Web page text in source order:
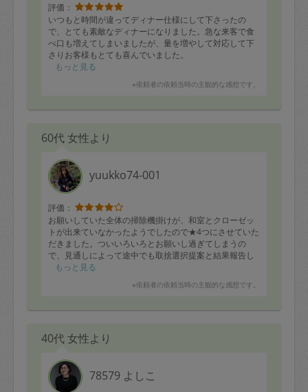
評価：
いつもと時間が違ってディナー仕様にして下さったの
で、とても素敵なディナーになりました。急な来客で食
べ口も増えてしまいましたが、量を増やして対応して下
さりお客様もとても喜んでいました。
普段は午前中に来て頂く事が多いですが、夕食の支度を
もっと見る
※依頼者の依頼当時の主観的な感想です。
60代 女性より
yuukko74-001
評価：
お願いしていた全体の掃除機掛けが、和室とクローゼッ
トが出来ていなかったようでしたので★4つにさせていた
だきました。ついいろいろとお願いし過ぎてしまうの
で、見通しによって途中でも取捨選択提案と結果報告し
ていただけるとありがたいです。今回メインでお願いし
ています！ありがとうございました。またよろしくお願
もっと見る
※依頼者の依頼当時の主観的な感想です。
40代 女性より
78579 よしこ